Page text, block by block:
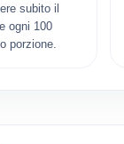
subito il
ogni 100
porzione.